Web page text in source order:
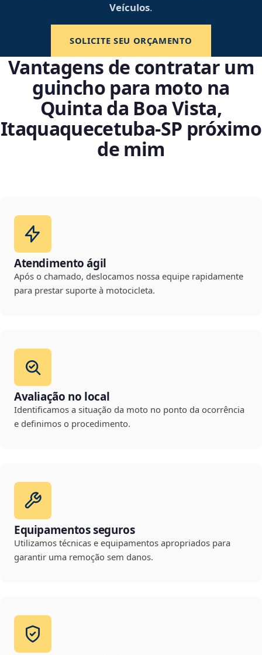
Veículos.
SOLICITE SEU ORÇAMENTO
Vantagens de contratar um
guincho para moto na
Quinta da Boa Vista,
Itaquaquecetuba‑SP próximo
de mim
Atendimento ágil
Após o chamado, deslocamos nossa equipe rapidamente
para prestar suporte à motocicleta.
Avaliação no local
Identificamos a situação da moto no ponto da ocorrência
e definimos o procedimento.
Equipamentos seguros
Utilizamos técnicas e equipamentos apropriados para
garantir uma remoção sem danos.